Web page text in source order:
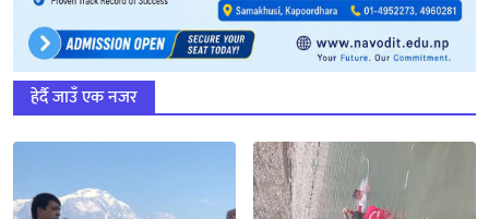
हेर्दै जाउँ एक नजर